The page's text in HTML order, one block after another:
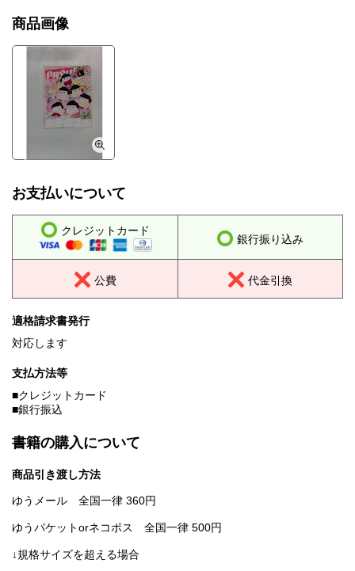
商品画像
お支払いについて
クレジットカード
銀行振り込み
公費 代金引換
適格請求書発行
対応します
支払方法等
■クレジットカード
■銀行振込
書籍の購入について
商品引き渡し方法
ゆうメール 全国一律 360円
ゆうパケットorネコポス 全国一律 500円
↓規格サイズを超える場合